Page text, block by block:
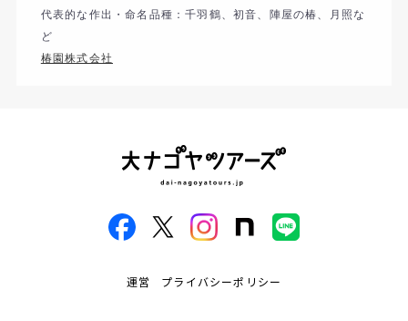
代表的な作出・命名品種：千羽鶴、初音、陣屋の椿、月照な
ど
椿園株式会社
運営 プライバシーポリシー